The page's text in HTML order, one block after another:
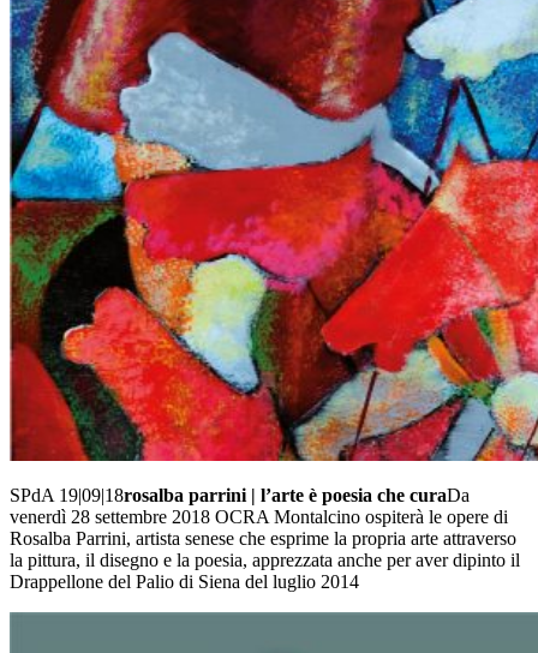
SPdA 19|09|18rosalba parrini | l’arte è poesia che curaDa
venerdì 28 settembre 2018 OCRA Montalcino ospiterà le opere di
Rosalba Parrini, artista senese che esprime la propria arte attraverso
la pittura, il disegno e la poesia, apprezzata anche per aver dipinto il
Drappellone del Palio di Siena del luglio 2014